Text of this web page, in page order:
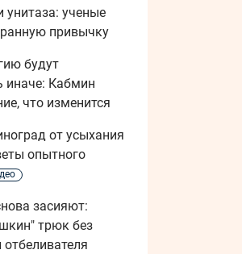
унитаза: ученые
привычку
будут
иначе: Кабмин
что изменится
от усыхания
опытного
засияют:
трюк без